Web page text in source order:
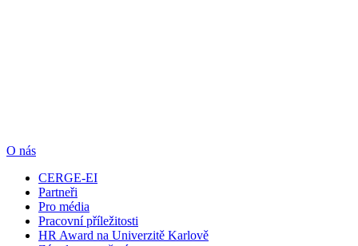
O nás
CERGE-EI
Partneři
Pro média
Pracovní příležitosti
HR Award na Univerzitě Karlově